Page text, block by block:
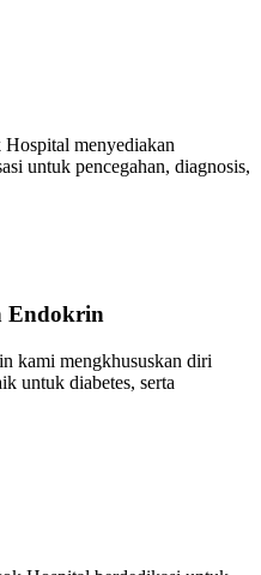
menyediakan
untuk pencegahan, diagnosis,
Endokrin
kami mengkhususkan diri
untuk diabetes, serta